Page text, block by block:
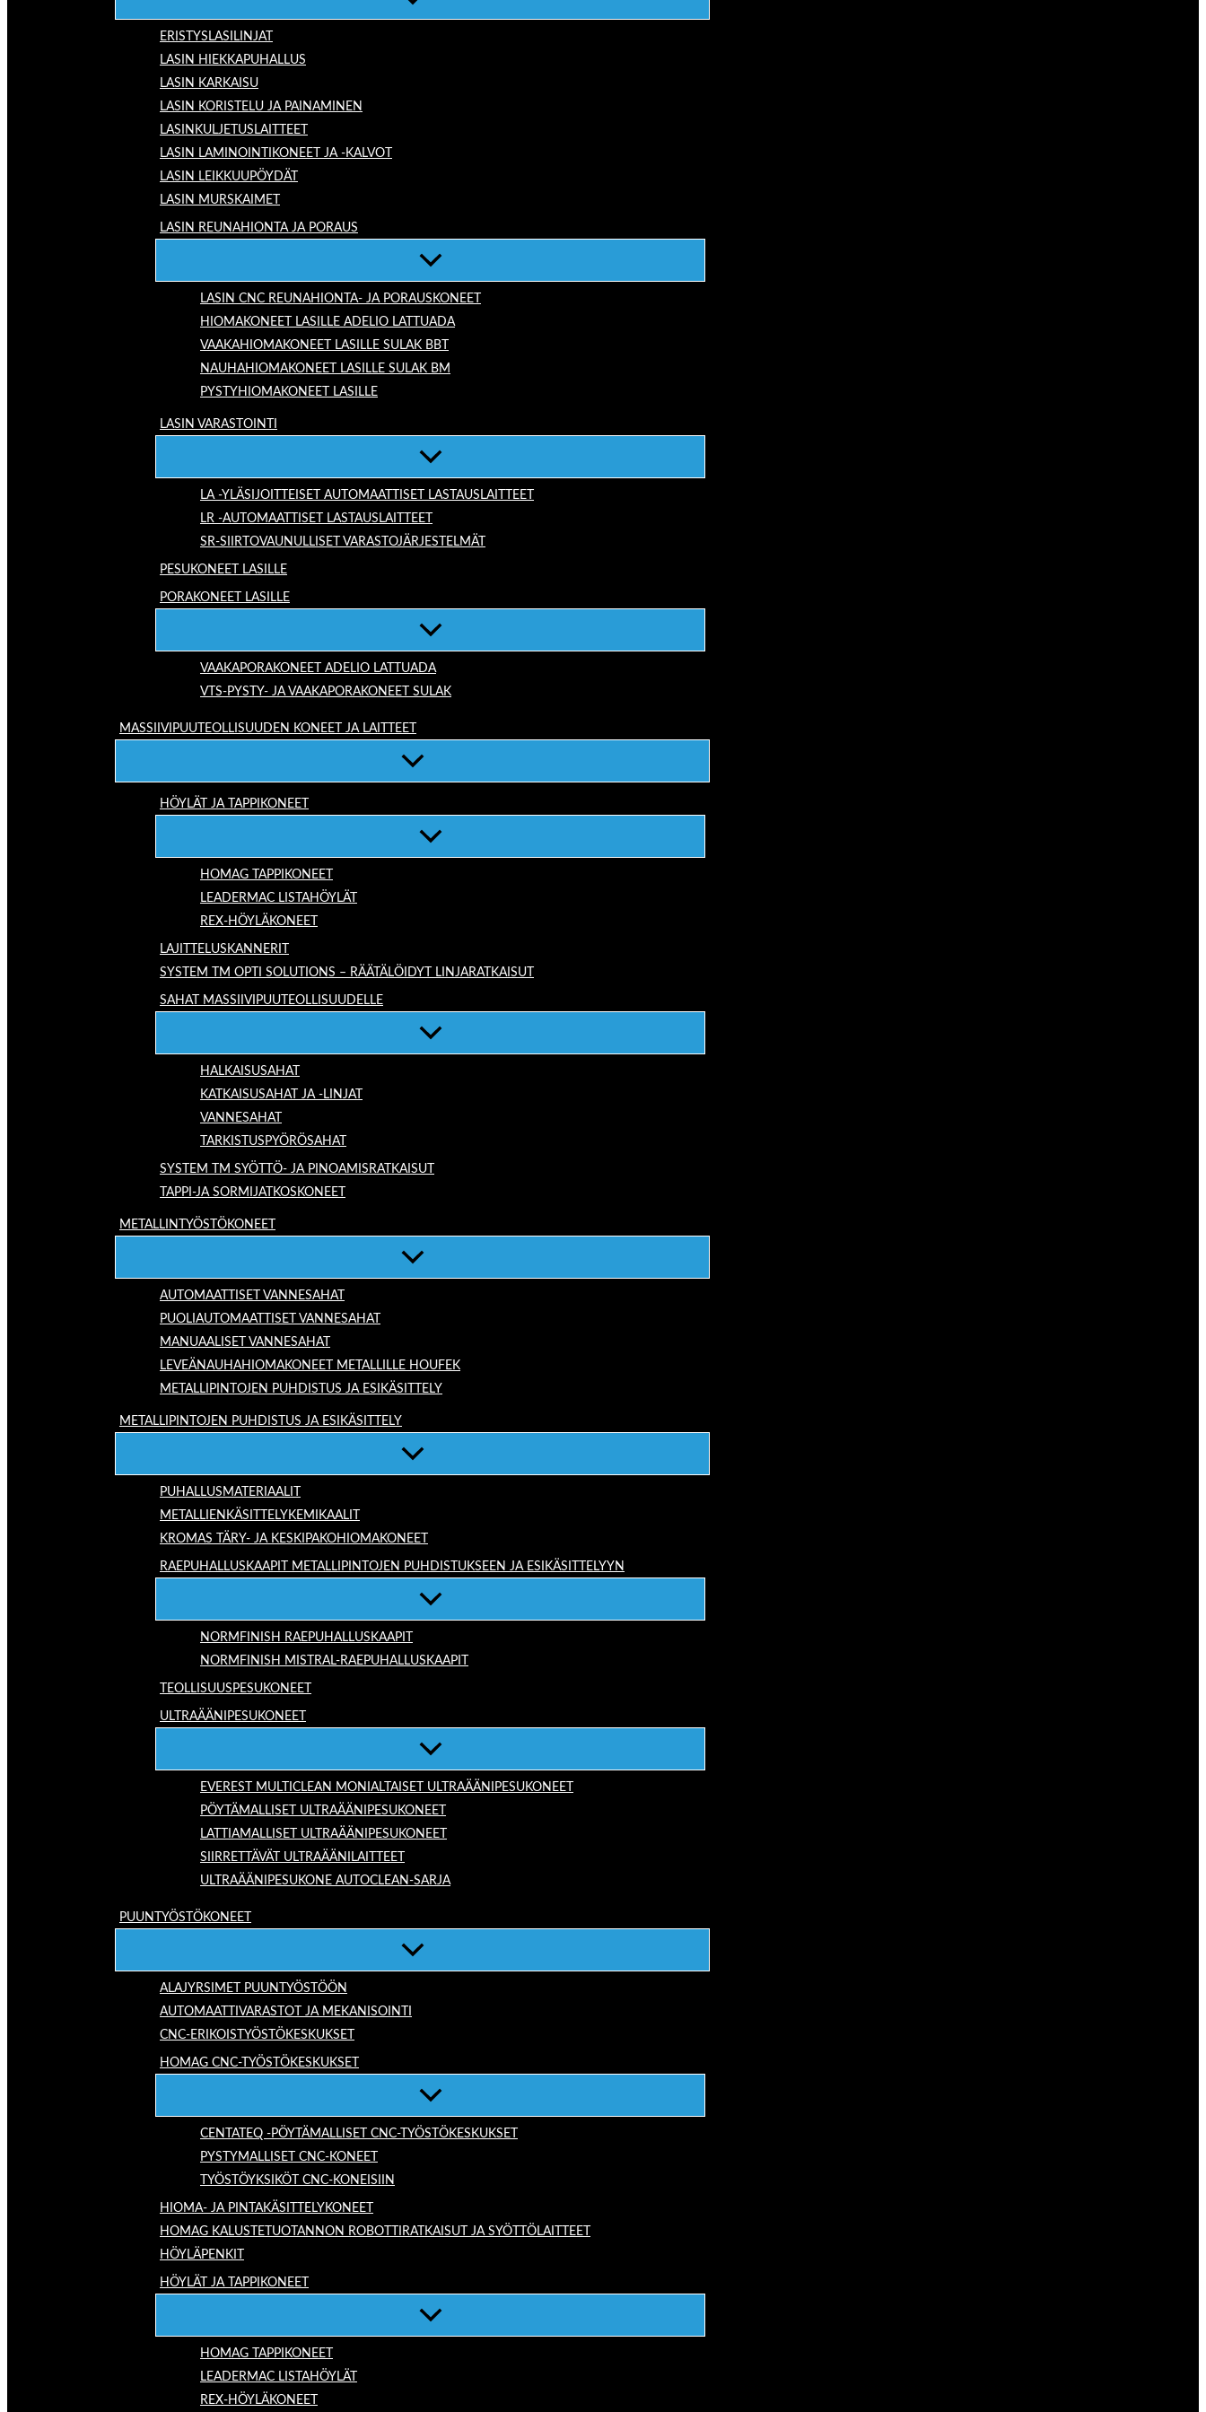
ERISTYSLASILINJAT
LASIN HIEKKAPUHALLUS
LASIN KARKAISU
LASIN KORISTELU JA PAINAMINEN
LASINKULJETUSLAITTEET
LASIN LAMINOINTIKONEET JA -KALVOT
LASIN LEIKKUUPÖYDÄT
LASIN MURSKAIMET
LASIN REUNAHIONTA JA PORAUS
LASIN CNC REUNAHIONTA- JA PORAUSKONEET
HIOMAKONEET LASILLE ADELIO LATTUADA
VAAKAHIOMAKONEET LASILLE SULAK BBT
NAUHAHIOMAKONEET LASILLE SULAK BM
PYSTYHIOMAKONEET LASILLE
LASIN VARASTOINTI
LA -YLÄSIJOITTEISET AUTOMAATTISET LASTAUSLAITTEET
LR -AUTOMAATTISET LASTAUSLAITTEET
SR-SIIRTOVAUNULLISET VARASTOJÄRJESTELMÄT
PESUKONEET LASILLE
PORAKONEET LASILLE
VAAKAPORAKONEET ADELIO LATTUADA
VTS-PYSTY- JA VAAKAPORAKONEET SULAK
MASSIIVIPUUTEOLLISUUDEN KONEET JA LAITTEET
HÖYLÄT JA TAPPIKONEET
HOMAG TAPPIKONEET
LEADERMAC LISTAHÖYLÄT
REX-HÖYLÄKONEET
LAJITTELUSKANNERIT
SYSTEM TM OPTI SOLUTIONS – RÄÄTÄLÖIDYT LINJARATKAISUT
SAHAT MASSIIVIPUUTEOLLISUUDELLE
HALKAISUSAHAT
KATKAISUSAHAT JA -LINJAT
VANNESAHAT
TARKISTUSPYÖRÖSAHAT
SYSTEM TM SYÖTTÖ- JA PINOAMISRATKAISUT
TAPPI-JA SORMIJATKOSKONEET
METALLINTYÖSTÖKONEET
AUTOMAATTISET VANNESAHAT
PUOLIAUTOMAATTISET VANNESAHAT
MANUAALISET VANNESAHAT
LEVEÄNAUHAHIOMAKONEET METALLILLE HOUFEK
METALLIPINTOJEN PUHDISTUS JA ESIKÄSITTELY
METALLIPINTOJEN PUHDISTUS JA ESIKÄSITTELY
PUHALLUSMATERIAALIT
METALLIENKÄSITTELYKEMIKAALIT
KROMAS TÄRY- JA KESKIPAKOHIOMAKONEET
RAEPUHALLUSKAAPIT METALLIPINTOJEN PUHDISTUKSEEN JA ESIKÄSITTELYYN
NORMFINISH RAEPUHALLUSKAAPIT
NORMFINISH MISTRAL-RAEPUHALLUSKAAPIT
TEOLLISUUSPESUKONEET
ULTRAÄÄNIPESUKONEET
EVEREST MULTICLEAN MONIALTAISET ULTRAÄÄNIPESUKONEET
PÖYTÄMALLISET ULTRAÄÄNIPESUKONEET
LATTIAMALLISET ULTRAÄÄNIPESUKONEET
SIIRRETTÄVÄT ULTRAÄÄNILAITTEET
ULTRAÄÄNIPESUKONE AUTOCLEAN-SARJA
PUUNTYÖSTÖKONEET
ALAJYRSIMET PUUNTYÖSTÖÖN
AUTOMAATTIVARASTOT JA MEKANISOINTI
CNC-ERIKOISTYÖSTÖKESKUKSET
HOMAG CNC-TYÖSTÖKESKUKSET
CENTATEQ -PÖYTÄMALLISET CNC-TYÖSTÖKESKUKSET
PYSTYMALLISET CNC-KONEET
TYÖSTÖYKSIKÖT CNC-KONEISIIN
HIOMA- JA PINTAKÄSITTELYKONEET
HOMAG KALUSTETUOTANNON ROBOTTIRATKAISUT JA SYÖTTÖLAITTEET
HÖYLÄPENKIT
HÖYLÄT JA TAPPIKONEET
HOMAG TAPPIKONEET
LEADERMAC LISTAHÖYLÄT
REX-HÖYLÄKONEET